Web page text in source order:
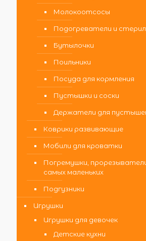
Молокоотсосы
Подогреватели и
Бутылочки
Поильники
Посуда для кормления
Пустышки и соски
Держатели для
Коврики развивающие
Мобили для кроватки
Погремушки,
самых маленьких
Подгузники
Игрушки
Игрушки для девочек
Детские кухни